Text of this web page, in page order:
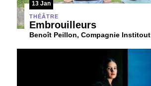
13 Jan
THÉÂTRE
Embrouilleurs
Benoît Peillon, Compagnie Institout